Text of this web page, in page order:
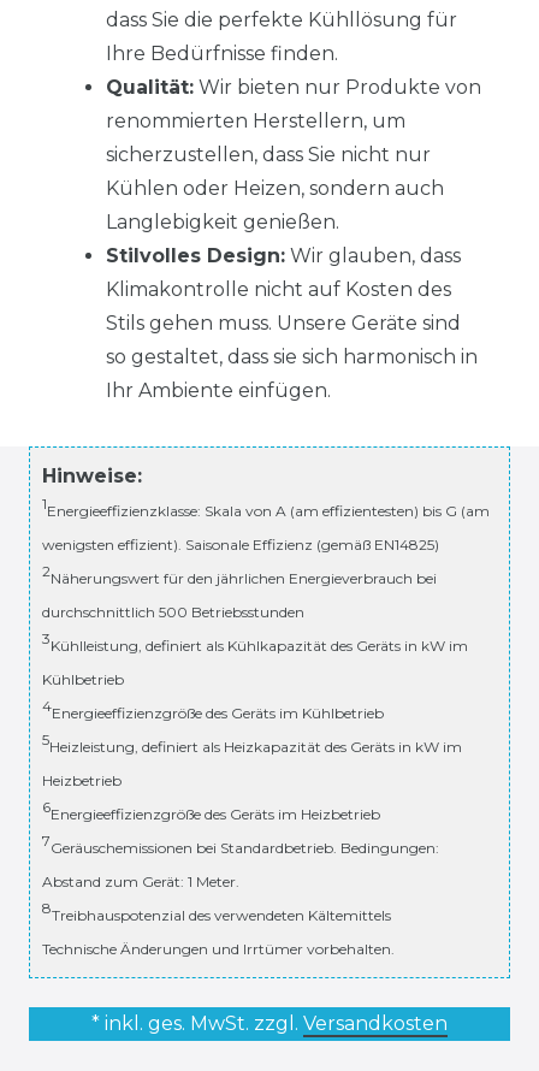
dass Sie die perfekte Kühllösung für
Ihre Bedürfnisse finden.
Qualität: Wir bieten nur Produkte von
renommierten Herstellern, um
sicherzustellen, dass Sie nicht nur
Kühlen oder Heizen, sondern auch
Langlebigkeit genießen.
Stilvolles Design: Wir glauben, dass
Klimakontrolle nicht auf Kosten des
Stils gehen muss. Unsere Geräte sind
so gestaltet, dass sie sich harmonisch in
Ihr Ambiente einfügen.
Hinweise:
1Energieeffizienzklasse: Skala von A (am effizientesten) bis G (am
wenigsten effizient). Saisonale Effizienz (gemäß EN14825)
2Näherungswert für den jährlichen Energieverbrauch bei
durchschnittlich 500 Betriebsstunden
3Kühlleistung, definiert als Kühlkapazität des Geräts in kW im
Kühlbetrieb
4Energieeffizienzgröße des Geräts im Kühlbetrieb
5Heizleistung, definiert als Heizkapazität des Geräts in kW im
Heizbetrieb
6Energieeffizienzgröße des Geräts im Heizbetrieb
7Geräuschemissionen bei Standardbetrieb. Bedingungen:
Abstand zum Gerät: 1 Meter.
8Treibhauspotenzial des verwendeten Kältemittels
Technische Änderungen und Irrtümer vorbehalten.
* inkl. ges. MwSt. zzgl. Versandkosten